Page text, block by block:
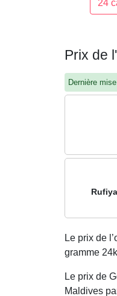
24
Prix de
Dernière
Le prix de
gramme
Le prix de
Maldives